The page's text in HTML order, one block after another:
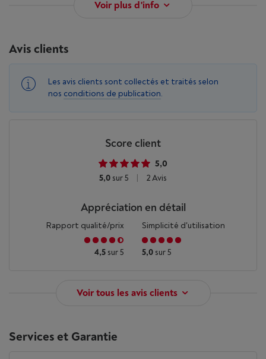
Voir plus d'info
Avis clients
Les avis clients sont collectés et traités selon
nos conditions de publication.
Score client
5,0
5,0 sur 5 2 Avis
Appréciation en détail
Rapport qualité/prix
4,5 sur 5
Simplicité d'utilisation
5,0 sur 5
Voir tous les avis clients
Services et Garantie